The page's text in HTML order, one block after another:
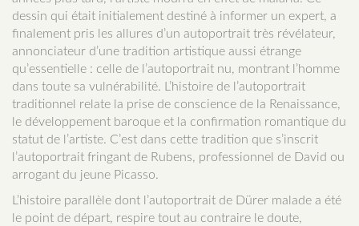
dessin qui était initialement destiné à informer un expert, a
finalement pris les allures d’un autoportrait très révélateur,
annonciateur d’une tradition artistique aussi étrange
qu’essentielle : celle de l’autoportrait nu, montrant l’homme
dans toute sa vulnérabilité. L’histoire de l’autoportrait
traditionnel relate la prise de conscience de la Renaissance,
le développement baroque et la confirmation romantique du
statut de l’artiste. C’est dans cette tradition que s’inscrit
l’autoportrait fringant de Rubens, professionnel de David ou
arrogant du jeune Picasso.
L’histoire parallèle dont l’autoportrait de Dürer malade a été
le point de départ, respire tout au contraire le doute,